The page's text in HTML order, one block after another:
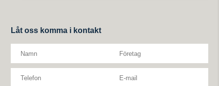
Låt oss komma i kontakt